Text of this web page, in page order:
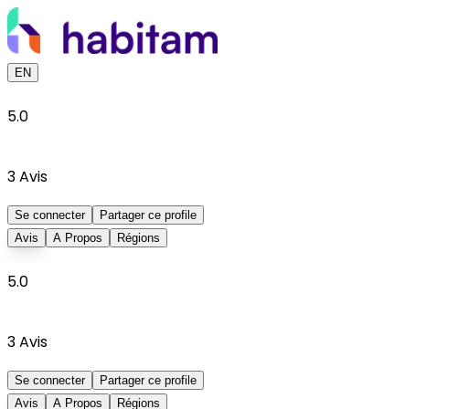
EN
5.0
3Avis
Se connecter
Partager ce profile
Avis
A Propos Régions
5.0
3Avis
Se connecter
Partager ce profile
Avis
A Propos Régions